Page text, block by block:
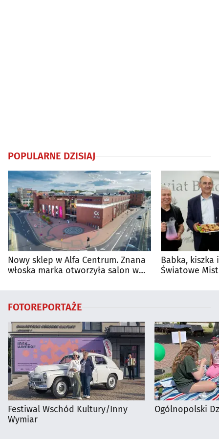
POPULARNE DZISIAJ
Nowy sklep w Alfa Centrum. Znana
włoska marka otworzyła salon w
Babka, kiszka
Światowe
FOTOREPORTAŻE
Festiwal Wschód Kultury/Inny
Wymiar
Ogólnopolski